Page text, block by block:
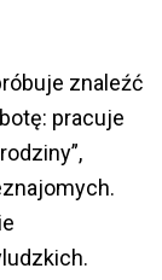
znaleźć
pracuje